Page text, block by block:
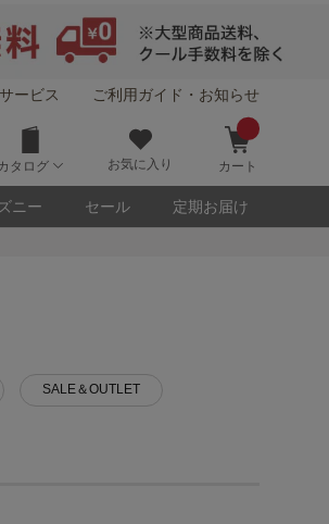
ービス ご利用ガイド・お知らせ
タログ お気に入り カート
ニー セール 定期お届け
SALE＆OUTLET